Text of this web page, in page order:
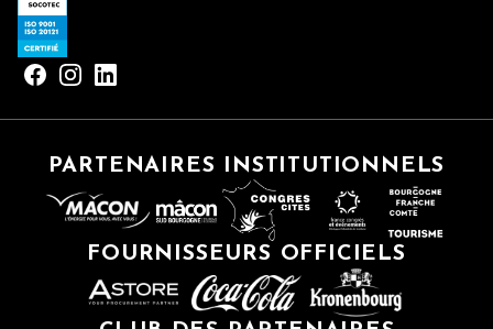
PARTENAIRES INSTITUTIONNELS
FOURNISSEURS OFFICIELS